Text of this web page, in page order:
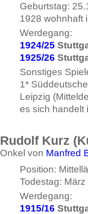
Geburtstag:
1928 wohnhaft
Werdegang:
1924/25
1925/26
Sonstiges
1*
Leipzig
es sich handelt
Rudolf Kurz
Onkel von Manfred
Position:
Todestag:
Werdegang:
1915/16